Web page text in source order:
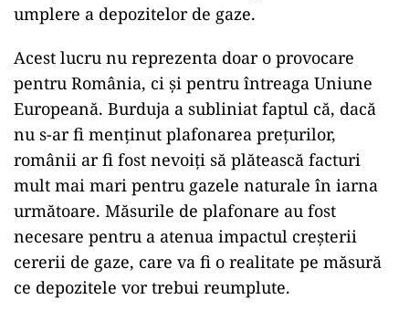
umplere a depozitelor de gaze.
Acest lucru nu reprezenta doar o provocare
pentru România, ci și pentru întreaga Uniune
Europeană. Burduja a subliniat faptul că, dacă
nu s-ar fi menținut plafonarea prețurilor,
românii ar fi fost nevoiți să plătească facturi
mult mai mari pentru gazele naturale în iarna
următoare. Măsurile de plafonare au fost
necesare pentru a atenua impactul creșterii
cererii de gaze, care va fi o realitate pe măsură
ce depozitele vor trebui reumplute.